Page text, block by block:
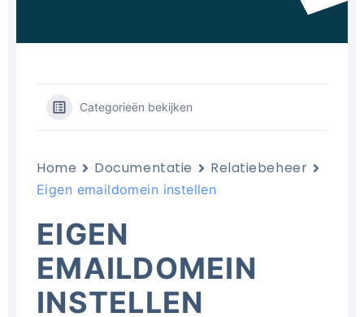
Categorieën bekijken
Home Documentatie Relatiebeheer
Eigen emaildomein instellen
EIGEN
EMAILDOMEIN
INSTELLEN